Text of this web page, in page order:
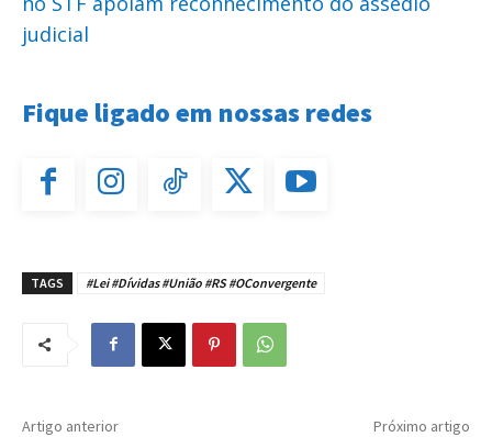
judicial
Fique ligado em nossas redes
TAGS #Lei #Dívidas #União #RS #OConvergente
Artigo anterior Próximo artigo